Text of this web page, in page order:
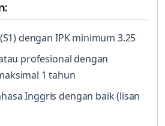
dengan IPK minimum 3.25
profesional dengan
1 tahun
Inggris dengan baik (lisan